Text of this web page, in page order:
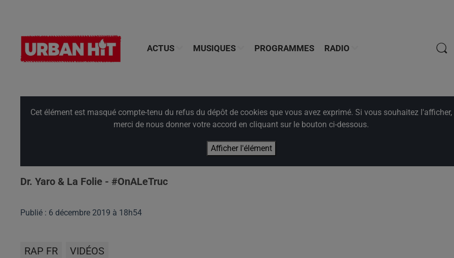
ACTUS MUSIQUES PROGRAMMES RADIO
Cet élément est masqué compte-tenu du refus du dépôt de cookies que vous avez exprimé. Si vous souhaitez l'afficher,
merci de nous donner votre accord en cliquant sur le bouton ci-dessous.
Afficher l'élément
Dr. Yaro & La Folie - #OnALeTruc
Publié : 6 décembre 2019 à 18h54
RAP FR VIDÉOS